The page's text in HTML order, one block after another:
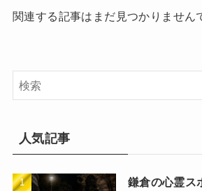
関連する記事はまだ見つかりません
人気記事
鎌倉の心霊ス